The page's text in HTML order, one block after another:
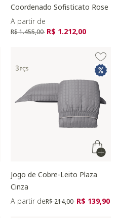
Coordenado Sofisticato Rose
A partir de
Preço reduzido de
R$ 1.455,00 para
R$ 1.212,00
Jogo de Cobre-Leito Plaza
Cinza
A partir dePreço reduzido de
R$ 214,00 para
R$ 139,90